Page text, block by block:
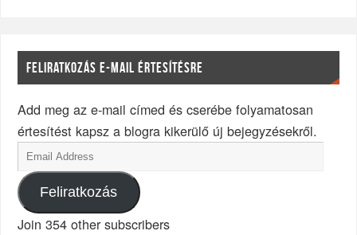
FELIRATKOZÁS E-MAIL ÉRTESÍTÉSRE
Add meg az e-mail címed és cserébe folyamatosan
értesítést kapsz a blogra kikerülő új bejegyzésekről.
Feliratkozás
Join 354 other subscribers